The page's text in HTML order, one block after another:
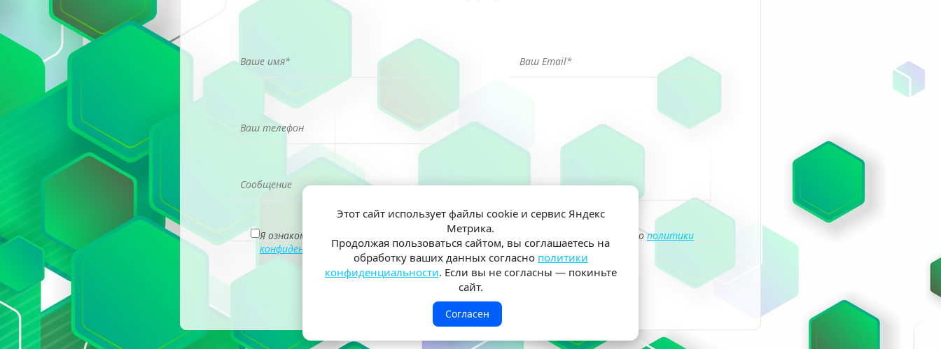
Я ознакомлен(а) и согласен(на) на обработку моих персональных данных согласнополитики
конфиденциальности
Этот сайт использует файлы cookie и сервис Яндекс
Метрика.
Продолжая пользоваться сайтом, вы соглашаетесь на
обработку ваших данных согласно политики
конфиденциальности. Если вы не согласны — покиньте
сайт.
Согласен